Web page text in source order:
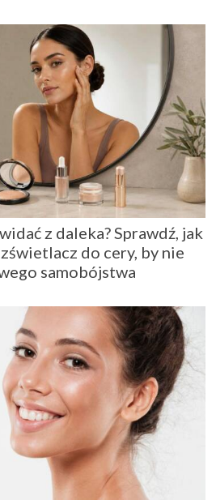
z daleka? Sprawdź, jak
do cery, by nie
samobójstwa